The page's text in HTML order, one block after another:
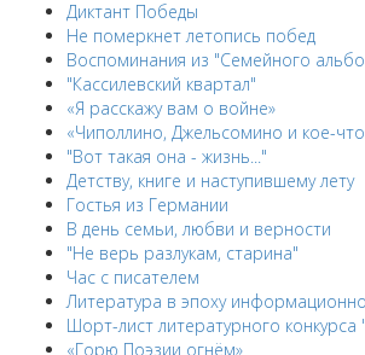
Диктант Победы
Не померкнет летопись побед
Воспоминания из "Семейного
"Кассилевский квартал"
«Я расскажу вам о войне»
«Чиполлино, Джельсомино и кое-
"Вот такая она - жизнь..."
Детству, книге и наступившему лету
Гостья из Германии
В день семьи, любви и верности
"Не верь разлукам, старина"
Час с писателем
Литература в эпоху
Шорт-лист литературного
«Горю Поэзии огнём»